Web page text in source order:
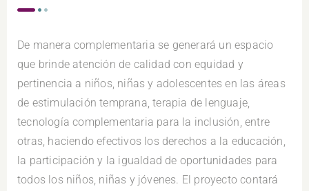
De manera complementaria se generará un espacio
que brinde atención de calidad con equidad y
pertinencia a niños, niñas y adolescentes en las áreas
de estimulación temprana, terapia de lenguaje,
tecnología complementaria para la inclusión, entre
otras, haciendo efectivos los derechos a la educación,
la participación y la igualdad de oportunidades para
todos los niños, niñas y jóvenes. El proyecto contará